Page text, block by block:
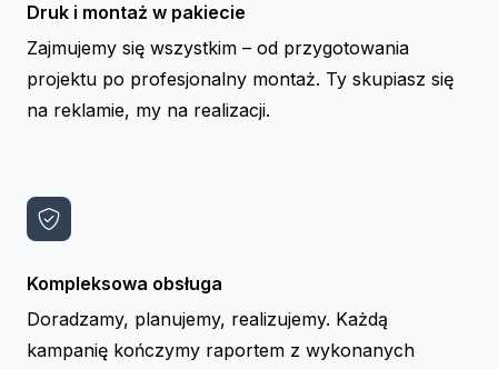
Druk i montaż w pakiecie
Zajmujemy się wszystkim – od przygotowania
projektu po profesjonalny montaż. Ty skupiasz się
na reklamie, my na realizacji.
Kompleksowa obsługa
Doradzamy, planujemy, realizujemy. Każdą
kampanię kończymy raportem z wykonanych